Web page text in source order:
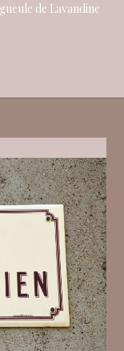
de Lavandine